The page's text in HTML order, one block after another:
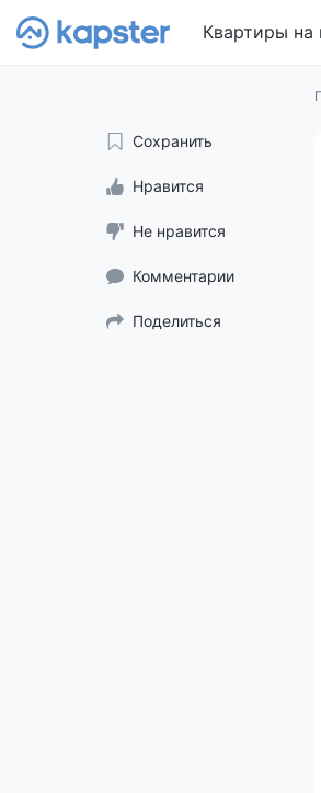
Квартиры на
Сохранить
Нравится
Не нравится
Комментарии
Поделиться